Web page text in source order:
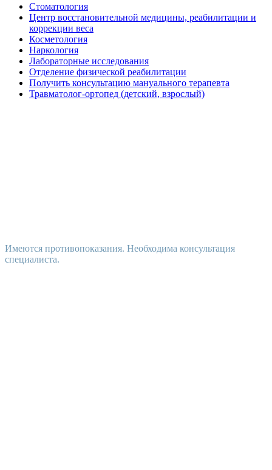
Стоматология
Центр восстановительной медицины, реабилитации и
коррекции веса
Косметология
Наркология
Лабораторные исследования
Отделение физической реабилитации
Получить консультацию мануального терапевта
Травматолог-ортопед (детский, взрослый)
Имеются противопоказания. Необходима консультация
специалиста.